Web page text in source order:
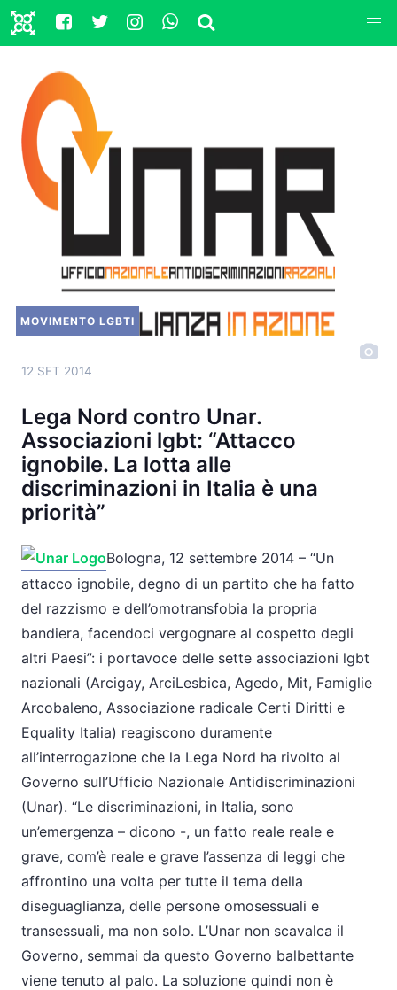
MOVIMENTO LGBTI
12 SET 2014
Lega Nord contro Unar.
Associazioni lgbt: “Attacco
ignobile. La lotta alle
discriminazioni in Italia è una
priorità”
Bologna, 12 settembre 2014 – “Un
attacco ignobile, degno di un partito che ha fatto
del razzismo e dell’omotransfobia la propria
bandiera, facendoci vergognare al cospetto degli
altri Paesi”: i portavoce delle sette associazioni lgbt
nazionali (Arcigay, ArciLesbica, Agedo, Mit, Famiglie
Arcobaleno, Associazione radicale Certi Diritti e
Equality Italia) reagiscono duramente
all’interrogazione che la Lega Nord ha rivolto al
Governo sull’Ufficio Nazionale Antidiscriminazioni
(Unar). “Le discriminazioni, in Italia, sono
un’emergenza – dicono -, un fatto reale reale e
grave, com’è reale e grave l’assenza di leggi che
affrontino una volta per tutte il tema della
diseguaglianza, delle persone omosessuali e
transessuali, ma non solo. L’Unar non scavalca il
Governo, semmai da questo Governo balbettante
viene tenuto al palo. La soluzione quindi non è